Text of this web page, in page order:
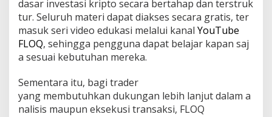
dasar investasi kripto secara bertahap dan terstruk
tur. Seluruh materi dapat diakses secara gratis, ter
masuk seri video edukasi melalui kanal YouTube
FLOQ, sehingga pengguna dapat belajar kapan saj
a sesuai kebutuhan mereka.
Sementara itu, bagi trader
yang membutuhkan dukungan lebih lanjut dalam a
nalisis maupun eksekusi transaksi, FLOQ